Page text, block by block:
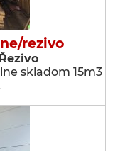
rezivo
skladom 15m3